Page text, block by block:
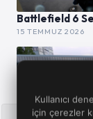
Kullanıcı
için çerezler
Battlefield 6
15 TEMMUZ 2026